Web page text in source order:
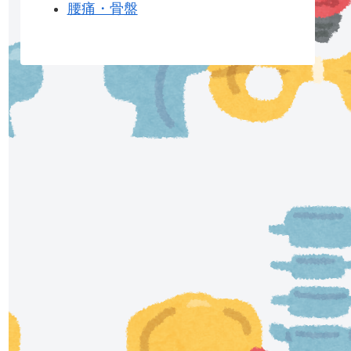
腰痛・骨盤